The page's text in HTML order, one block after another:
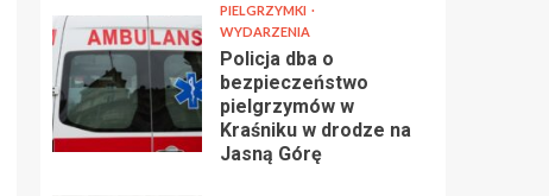
PIELGRZYMKI
WYDARZENIA
Policja dba o
bezpieczeństwo
pielgrzymów w
Kraśniku w drodze na
Jasną Górę